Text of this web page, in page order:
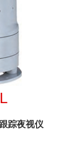
踪夜视仪